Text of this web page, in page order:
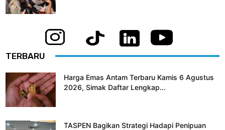
TERBARU
Harga Emas Antam Terbaru Kamis 6 Agustus
2026, Simak Daftar Lengkap...
TASPEN Bagikan Strategi Hadapi Penipuan